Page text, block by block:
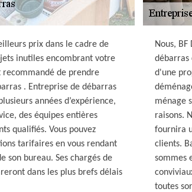
prix dans le cadre de
inutiles encombrant votre
recommandé de prendre
. Entreprise de débarras
années d’expérience,
des équipes entières
qualifiés. Vous pouvez
tarifaires en vous rendant
son bureau. Ses chargés de
dans les plus brefs délais
Nous,
débarras
d'une
ménage
raisons.
fournira
clients.
sommes
toutes